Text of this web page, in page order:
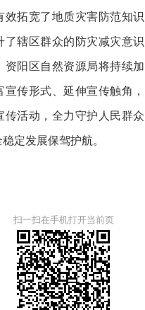
效拓宽了地质灾害防范知
了辖区群众的防灾减灾意
资阳区自然资源局将持续
宣传形式、延伸宣传触角
传活动，全力守护人民群
定发展保驾护航。
扫一扫在手机打开当前页